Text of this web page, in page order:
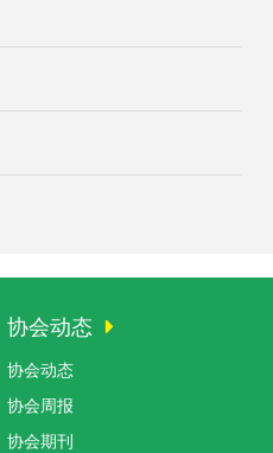
协会动态
协会动态
协会周报
协会期刊